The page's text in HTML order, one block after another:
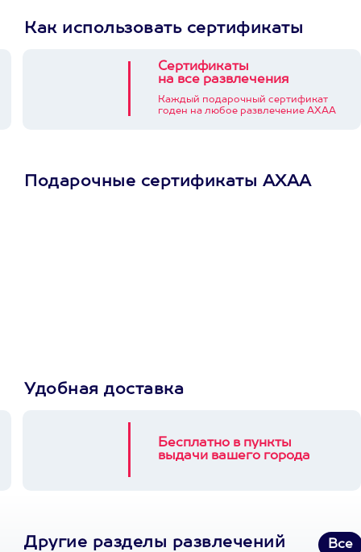
Как использовать сертификаты
Сертификаты
на все развлечения
Каждый подарочный сертификат
годен на любое развлечение АХАА
Подарочные сертификаты АХАА
Удобная доставка
Бесплатно в пункты
выдачи вашего города
Другие разделы развлечений Все